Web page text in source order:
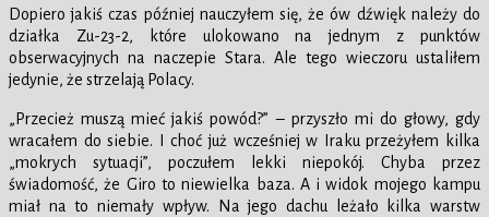
Dopiero jakiś czas później nauczyłem się, że ów dźwięk należy do
działka Zu-23-2, które ulokowano na jednym z punktów
obserwacyjnych na naczepie Stara. Ale tego wieczoru ustaliłem
jedynie, że strzelają Polacy.
„Przecież muszą mieć jakiś powód?” – przyszło mi do głowy, gdy
wracałem do siebie. I choć już wcześniej w Iraku przeżyłem kilka
„mokrych sytuacji”, poczułem lekki niepokój. Chyba przez
świadomość, że Giro to niewielka baza. A i widok mojego kampu
miał na to niemały wpływ. Na jego dachu leżało kilka warstw